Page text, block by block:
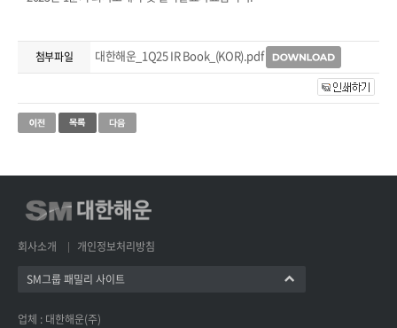
첨부파일 대한해운_1Q25 IR Book_(KOR).pdf
회사소개 개인정보처리방침
SM그룹 패밀리 사이트
업체 : 대한해운(주)